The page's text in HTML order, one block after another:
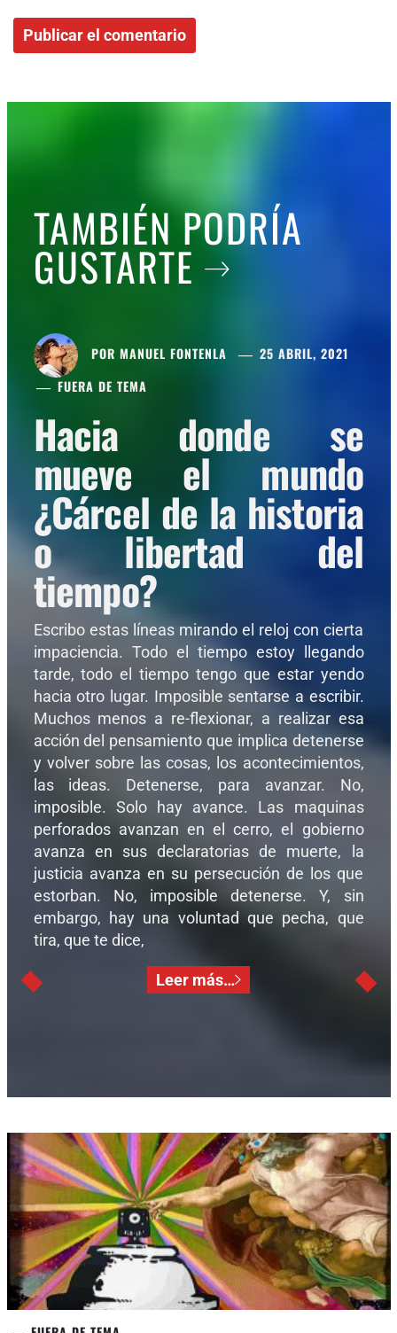
TAMBIÉN PODRÍA
GUSTARTE
POR MANUEL FONTENLA
25 ABRIL, 2021
FUERA DE TEMA
Hacia donde se
mueve el mundo
¿Cárcel de la historia
o libertad del
tiempo?
Escribo estas líneas mirando el reloj con cierta
impaciencia. Todo el tiempo estoy llegando
tarde, todo el tiempo tengo que estar yendo
hacia otro lugar. Imposible sentarse a escribir.
Muchos menos a re-flexionar, a realizar esa
acción del pensamiento que implica detenerse
y volver sobre las cosas, los acontecimientos,
las ideas. Detenerse, para avanzar. No,
imposible. Solo hay avance. Las maquinas
perforados avanzan en el cerro, el gobierno
avanza en sus declaratorias de muerte, la
justicia avanza en su persecución de los que
estorban. No, imposible detenerse. Y, sin
embargo, hay una voluntad que pecha, que
tira, que te dice,
Leer más…